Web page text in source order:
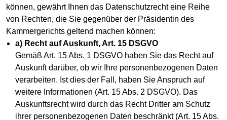
können, gewährt Ihnen das Datenschutzrecht eine Reihe
von Rechten, die Sie gegenüber der Präsidentin des
Kammergerichts geltend machen können:
a) Recht auf Auskunft, Art. 15 DSGVO
Gemäß Art. 15 Abs. 1 DSGVO haben Sie das Recht auf
Auskunft darüber, ob wir Ihre personenbezogenen Daten
verarbeiten. Ist dies der Fall, haben Sie Anspruch auf
weitere Informationen (Art. 15 Abs. 2 DSGVO). Das
Auskunftsrecht wird durch das Recht Dritter am Schutz
ihrer personenbezogenen Daten beschränkt (Art. 15 Abs.